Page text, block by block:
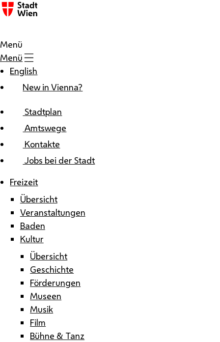
Zum Inhalt
Menü
Menü
English
New in Vienna?
Stadtplan
Amtswege
Kontakte
Jobs bei der Stadt
Freizeit
Übersicht
Veranstaltungen
Baden
Kultur
Übersicht
Geschichte
Förderungen
Museen
Musik
Film
Bühne & Tanz